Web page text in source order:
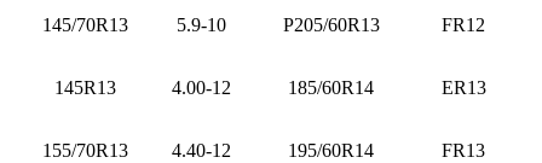
145/70R13 5.9-10 P205/60R13 FR12
145R13 4.00-12 185/60R14 ER13
155/70R13 4.40-12 195/60R14 FR13